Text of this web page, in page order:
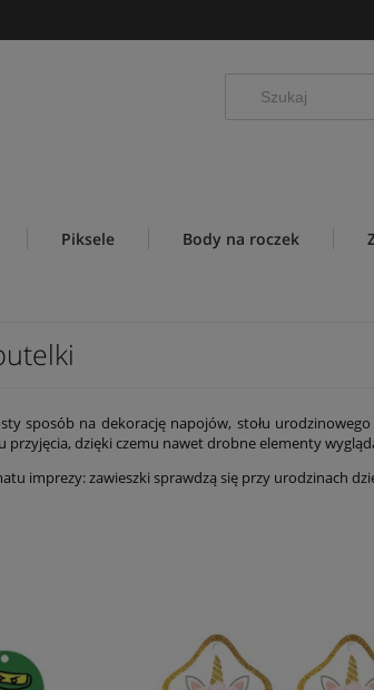
Piksele Body na roczek
sposób na dekorację napojów, stołu
dzięki czemu nawet drobne elementy
imprezy: zawieszki sprawdzą się przy urodzinach